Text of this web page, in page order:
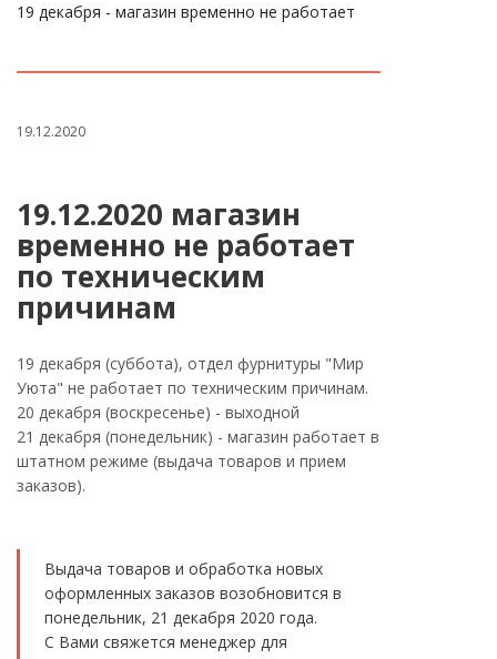
19 декабря - магазин временно не работает
19.12.2020
19.12.2020 магазин
временно не работает
по техническим
причинам
19 декабря (суббота), отдел фурнитуры "Мир
Уюта" не работает по техническим причинам.
20 декабря (воскресенье) - выходной
21 декабря (понедельник) - магазин работает в
штатном режиме (выдача товаров и прием
заказов).
Выдача товаров и обработка новых
оформленных заказов возобновится в
понедельник, 21 декабря 2020 года.
С Вами свяжется менеджер для